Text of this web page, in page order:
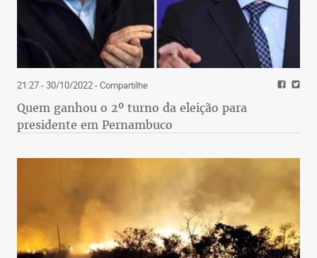
21:27 - 30/10/2022- Compartilhe
Quem ganhou o 2º turno da eleição para
presidente em Pernambuco